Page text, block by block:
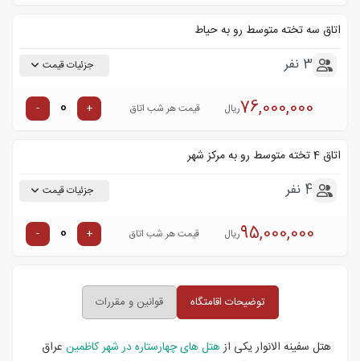
اتاق سه تخته متوسط رو به حیاط
3 نفر جزئیات قیمت
76,000,000ریال قیمت هر شب اتاق +
-
اتاق 4 تخته متوسط رو به مرکز شهر
4 نفر جزئیات قیمت
95,000,000ریال قیمت هر شب اتاق +
-
توضیحات اقامتگاه قوانین و مقررات
هتل سفینه الانوار یکی ازهتل های چهارستاره در شهر کاظمین عراق